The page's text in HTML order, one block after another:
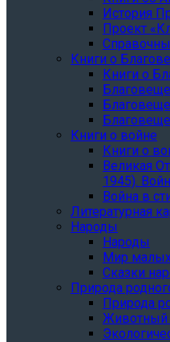
История
Проект
Книги о
Книги о
Книги о войне
Книги о
Великая
1945).
Война в
Литературная
Народы
Народы
Мир
Сказки
Природа
Природа
Животный